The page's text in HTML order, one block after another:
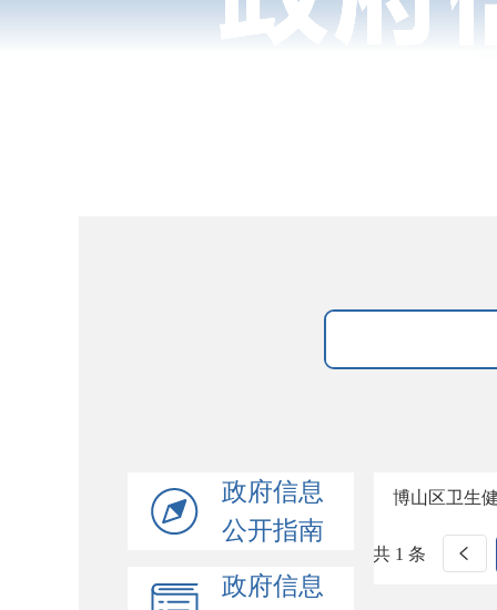
政府信息
公开指南
政府信息
博山区卫生
共 1 条